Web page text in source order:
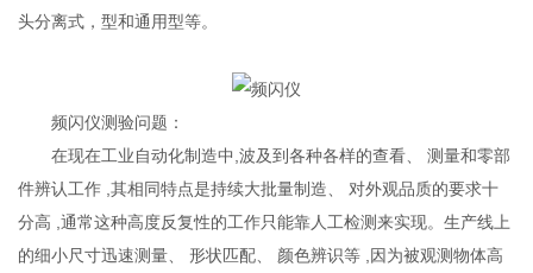
头分离式，型和通用型等。
频闪仪测验问题：
在现在工业自动化制造中,波及到各种各样的查看、 测量和零部
件辨认工作 ,其相同特点是持续大批量制造、 对外观品质的要求十
分高 ,通常这种高度反复性的工作只能靠人工检测来实现。生产线上
的细小尺寸迅速测量、 形状匹配、 颜色辨识等 ,因为被观测物体高